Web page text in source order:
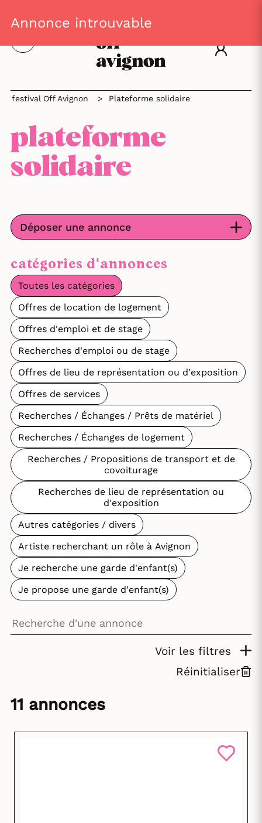
Annonce introuvable
festival Off Avignon > Plateforme solidaire
plateforme
solidaire
Déposer une annonce
catégories d'annonces
Toutes les catégories
Offres de location de logement
Offres d'emploi et de stage
Recherches d'emploi ou de stage
Offres de lieu de représentation ou d'exposition
Offres de services
Recherches / Échanges / Prêts de matériel
Recherches / Échanges de logement
Recherches / Propositions de transport et de
covoiturage
Recherches de lieu de représentation ou
d'exposition
Autres catégories / divers
Artiste recherchant un rôle à Avignon
Je recherche une garde d'enfant(s)
Je propose une garde d'enfant(s)
Réinitialiser
Voir les filtres
11 annonces